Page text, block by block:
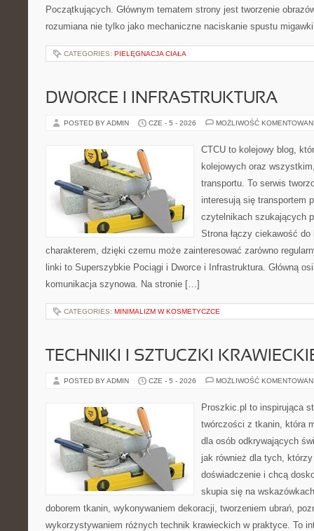
Początkujących. Głównym tematem strony jest tworzenie
rozumiana nie tylko jako mechaniczne naciskanie spustu
CATEGORIES: PIELĘGNACJA CIAŁA
DWORCE I INFRASTRUKTURA
POSTED BY ADMIN CZE - 5 - 2026 MOŻLIWOŚĆ
CTCU to kolejowy blog,
kolejowych oraz
transportu. To serwis
interesują się transportem
czytelnikach szukających
Strona łączy ciekawość
charakterem, dzięki czemu może zainteresować zarówno
linki to Superszybkie Pociągi i Dworce i Infrastruktura. Główną
komunikacja szynowa. Na stronie […]
CATEGORIES: MINIMALIZM W KOSMETYCZCE
TECHNIKI I SZTUCZKI
POSTED BY ADMIN CZE - 5 - 2026 MOŻLIWOŚĆ
Proszkic.pl to inspirująca
twórczości z tkanin, która
dla osób odkrywających
jak również dla tych,
doświadczenie i chcą
skupia się na
doborem tkanin, wykonywaniem dekoracji, tworzeniem ubrań,
wykorzystywaniem różnych technik krawieckich w praktyce. To